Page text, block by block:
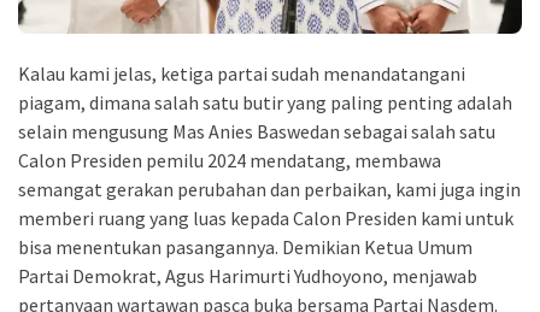
Kalau kami jelas, ketiga partai sudah menandatangani
piagam, dimana salah satu butir yang paling penting adalah
selain mengusung Mas Anies Baswedan sebagai salah satu
Calon Presiden pemilu 2024 mendatang, membawa
semangat gerakan perubahan dan perbaikan, kami juga ingin
memberi ruang yang luas kepada Calon Presiden kami untuk
bisa menentukan pasangannya. Demikian Ketua Umum
Partai Demokrat, Agus Harimurti Yudhoyono, menjawab
pertanyaan wartawan pasca buka bersama Partai Nasdem.